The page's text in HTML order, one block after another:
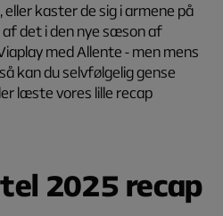
kaster de sig i armene på
det i den nye sæson af
med Allente - men mens
kan du selvfølgelig gense
læste vores lille recap
2025 recap